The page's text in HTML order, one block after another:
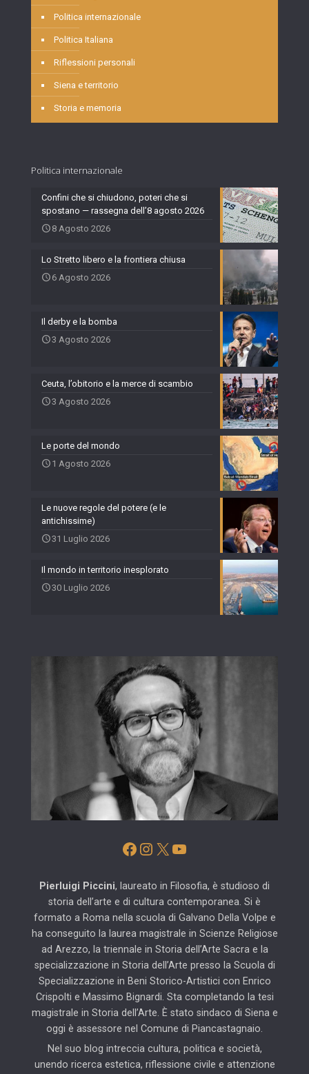
Politica internazionale
Politica Italiana
Riflessioni personali
Siena e territorio
Storia e memoria
Politica internazionale
Confini che si chiudono, poteri che si
spostano — rassegna dell’8 agosto 2026
8 Agosto 2026
Lo Stretto libero e la frontiera chiusa
6 Agosto 2026
Il derby e la bomba
3 Agosto 2026
Ceuta, l’obitorio e la merce di scambio
3 Agosto 2026
Le porte del mondo
1 Agosto 2026
Le nuove regole del potere (e le
antichissime)
31 Luglio 2026
Il mondo in territorio inesplorato
30 Luglio 2026
Facebook
Instagram
X YouTube
Pierluigi Piccini, laureato in Filosofia, è studioso di
storia dell’arte e di cultura contemporanea. Si è
formato a Roma nella scuola di Galvano Della Volpe e
ha conseguito la laurea magistrale in Scienze Religiose
ad Arezzo, la triennale in Storia dell’Arte Sacra e la
specializzazione in Storia dell’Arte presso la Scuola di
Specializzazione in Beni Storico-Artistici con Enrico
Crispolti e Massimo Bignardi. Sta completando la tesi
magistrale in Storia dell’Arte. È stato sindaco di Siena e
oggi è assessore nel Comune di Piancastagnaio.
Nel suo blog intreccia cultura, politica e società,
unendo ricerca estetica, riflessione civile e attenzione